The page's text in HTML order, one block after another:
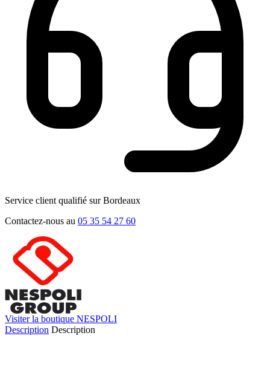
Service client qualifié sur Bordeaux
Contactez-nous au 05 35 54 27 60
Visiter la boutique NESPOLI
Description Description